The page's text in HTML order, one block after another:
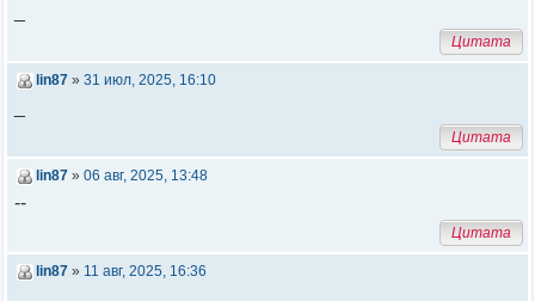
Цитата
lin87 » 31 июл, 2025, 16:10
Цитата
lin87 » 06 авг, 2025, 13:48
--
Цитата
lin87 » 11 авг, 2025, 16:36